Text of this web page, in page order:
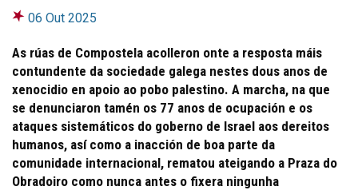
06 Out 2025
As rúas de Compostela acolleron onte a resposta máis
contundente da sociedade galega nestes dous anos de
xenocidio en apoio ao pobo palestino. A marcha, na que
se denunciaron tamén os 77 anos de ocupación e os
ataques sistemáticos do goberno de Israel aos dereitos
humanos, así como a inacción de boa parte da
comunidade internacional, rematou ateigando a Praza do
Obradoiro como nunca antes o fixera ningunha